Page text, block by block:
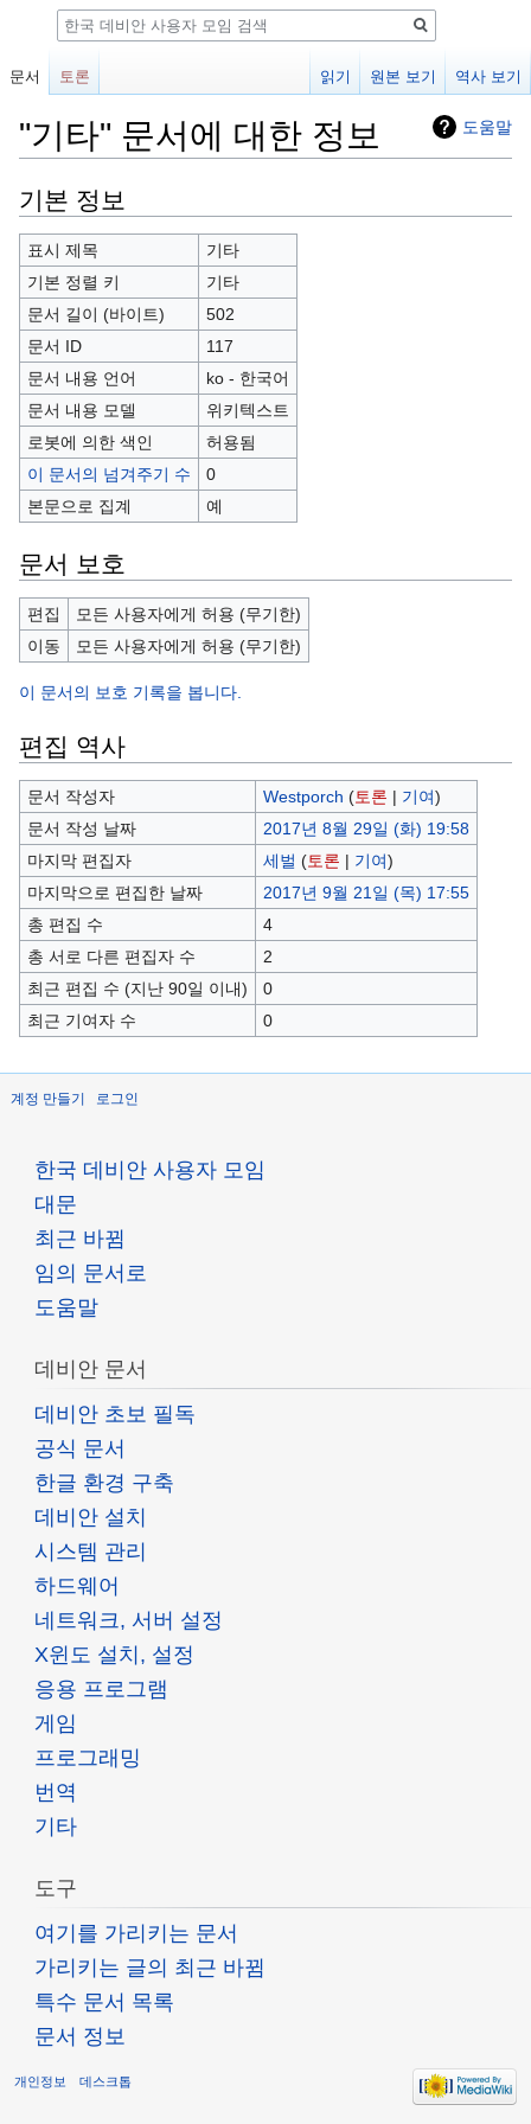
도움말
"기타" 문서에 대한 정보
둘
러
보
기
로
가
기
검
색
하
러
가
기
기본 정보
표시 제목
기타
기본 정렬 키
기타
문서 길이 (바이트)
502
문서 ID
117
문서 내용 언어
ko - 한국어
문서 내용 모델
위키텍스트
로봇에 의한 색인
허용됨
이 문서의 넘겨주기 수
0
본문으로 집계
예
문서 보호
편집
모든 사용자에게 허용 (무기한)
이동
모든 사용자에게 허용 (무기한)
이 문서의 보호 기록을 봅니다.
편집 역사
문서 작성자 Westporch (토론 | 기여)
문서 작성 날짜
2017년 8월 29일 (화) 19:58
마지막 편집자
세벌 (토론 | 기여)
마지막으로 편집한 날짜
2017년 9월 21일 (목) 17:55
총 편집 수
4
총 서로 다른 편집자 수
2
최근 편집 수 (지난 90일 이내)
0
최근 기여자 수
0
계정 만들기 로그인
문서 토론 읽기 원본 보기 역사 보기
한국 데비안 사용자 모임
대문
최근 바뀜
임의 문서로
도움말
데비안 문서
데비안 초보 필독
공식 문서
한글 환경 구축
데비안 설치
시스템 관리
하드웨어
네트워크, 서버 설정
X윈도 설치, 설정
응용 프로그램
게임
프로그래밍
번역
기타
도구
여기를 가리키는 문서
가리키는 글의 최근 바뀜
특수 문서 목록
문서 정보
개인정보 데스크톱